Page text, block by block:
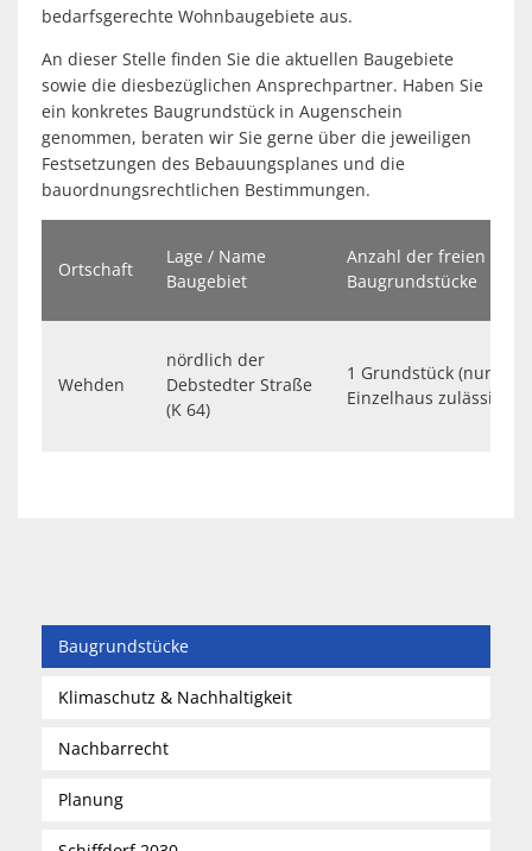
Heiraten
Kindertagesstätten
Meldeamt
Schulen
Wildschäden
Wirtschaft
bedarfsgerechte Wohnbaugebiete aus.
An dieser Stelle finden Sie die aktuellen Baugebiete
sowie die diesbezüglichen Ansprechpartner. Haben Sie
ein konkretes Baugrundstück in Augenschein
genommen, beraten wir Sie gerne über die jeweiligen
Festsetzungen des Bebauungsplanes und die
bauordnungsrechtlichen Bestimmungen.
Ortschaft
Lage / Name
Baugebiet
Anzahl der freien
Baugrundstücke
Wehden
nördlich der
Debstedter Straße
(K 64)
1 Grundstück (nur
Einzelhaus zulässig)
Baugrundstücke
Klimaschutz & Nachhaltigkeit
Nachbarrecht
Planung